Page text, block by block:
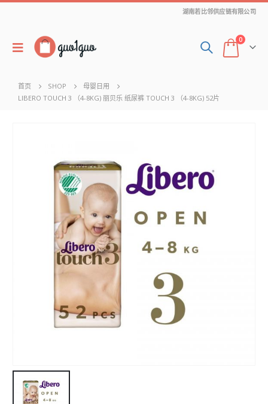
湖南若比邻供应链有限公司
0
首页 SHOP
母婴日用
LIBERO TOUCH 3 （4-8KG) 丽贝乐 纸尿裤 TOUCH 3 （4-8KG) 52片